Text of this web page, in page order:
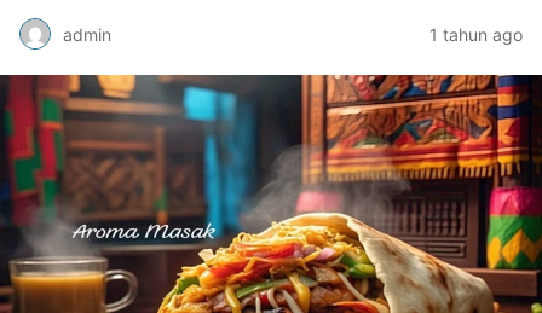
admin 1 tahun ago